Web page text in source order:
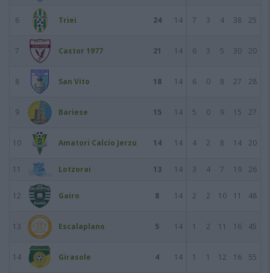
6 Triei 24 14 7 3 4 38 25
7 Castor 1977 21 14 6 3 5 30 20
8 San Vito 18 14 6 0 8 27 28
9 Bariese 15 14 5 0 9 15 27
10 Amatori Calcio Jerzu 14 14 4 2 8 14 20
11 Lotzorai 13 14 3 4 7 19 26
12 Gairo 8 14 2 2 10 11 48
13 Escalaplano 5 14 1 2 11 16 45
14 Girasole 4 14 1 1 12 16 55